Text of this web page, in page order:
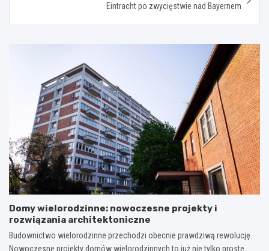
Eintracht po zwycięstwie nad Bayernem
Domy wielorodzinne: nowoczesne projekty i
rozwiązania architektoniczne
Budownictwo wielorodzinne przechodzi obecnie prawdziwą rewolucję.
Nowoczesne projekty domów wielorodzinnych to już nie tylko proste